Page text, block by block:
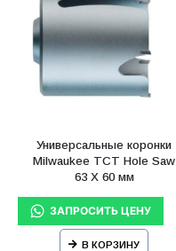
Универсальные коронки
Milwaukee TCT Hole Saw
63 X 60 мм
В КОРЗИНУ